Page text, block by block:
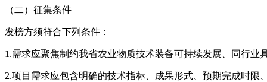
（二）征集条件
发榜方须符合下列条件：
1.需求应聚焦制约我省农业物质技术装备可持续发展、同行
2.项目需求应包含明确的技术指标、成果形式、预期完成时